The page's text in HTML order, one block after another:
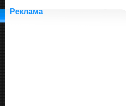
Реклама